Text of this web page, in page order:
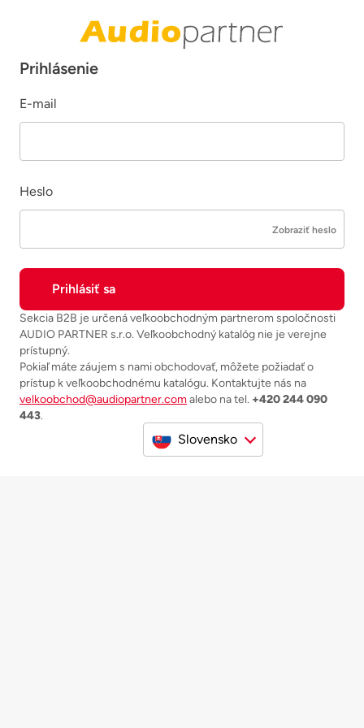
Prihlásenie
E-mail
Heslo
Zobraziť heslo
Sekcia B2B je určená veľkoobchodným partnerom spoločnosti
AUDIO PARTNER s.r.o. Veľkoobchodný katalóg nie je verejne
prístupný.
Pokiaľ máte záujem s nami obchodovať, môžete požiadať o
prístup k veľkoobchodnému katalógu. Kontaktujte nás na
velkoobchod@audiopartner.comalebo na tel. +420 244 090
443.
Slovensko